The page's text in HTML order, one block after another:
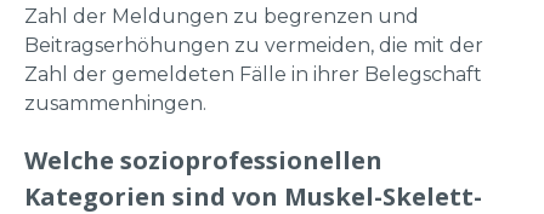
Zahl der Meldungen zu begrenzen und
Beitragserhöhungen zu vermeiden, die mit der
Zahl der gemeldeten Fälle in ihrer Belegschaft
zusammenhingen.
Welche sozioprofessionellen
Kategorien sind von Muskel-Skelett-